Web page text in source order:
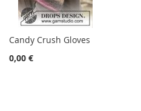
Candy Crush Gloves
0,00 €